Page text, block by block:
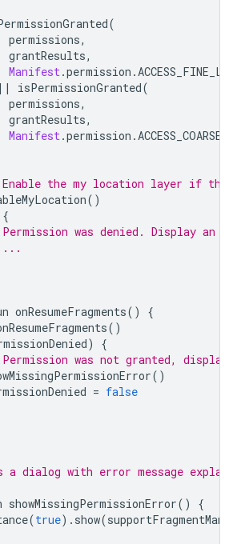
(
,
,
Manifest .permission .
|| isPermissionGranted(
,
,
Manifest .permission .
the my location layer if the
()
{
was denied. Display an
onResumeFragments()
{
()
)
{
was not granted,
()
= false
with error message
showMissingPermissionError()
{
(true). show(